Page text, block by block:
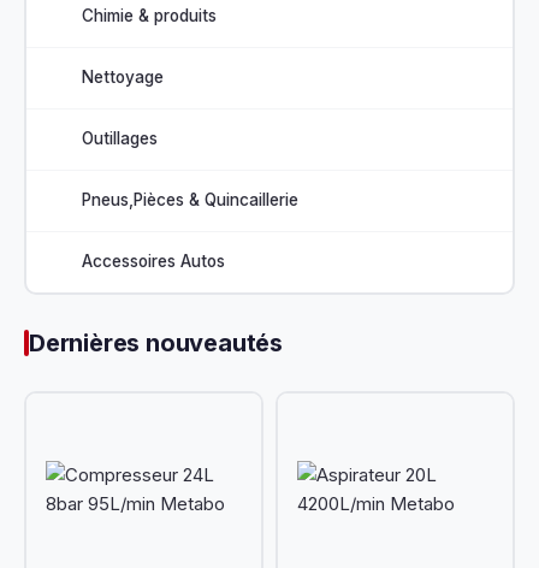
Chimie & produits
Nettoyage
Outillages
Pneus,Pièces & Quincaillerie
Accessoires Autos
Dernières nouveautés